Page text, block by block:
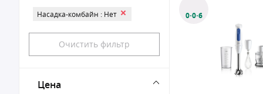
Насадка-комбайн : Нет
Очистить фильтр
Цена
0·0·6